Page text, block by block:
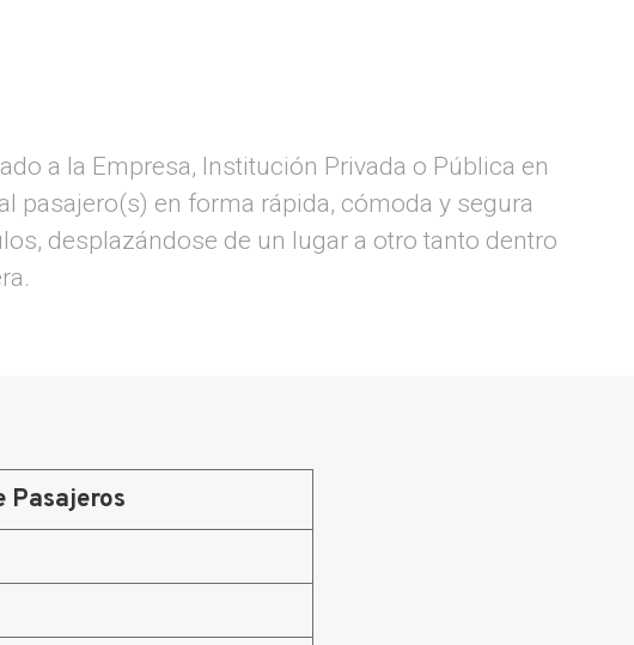
a la Empresa, Institución Privada o Pública en
pasajero(s) en forma rápida, cómoda y segura
desplazándose de un lugar a otro tanto dentro
Pasajeros